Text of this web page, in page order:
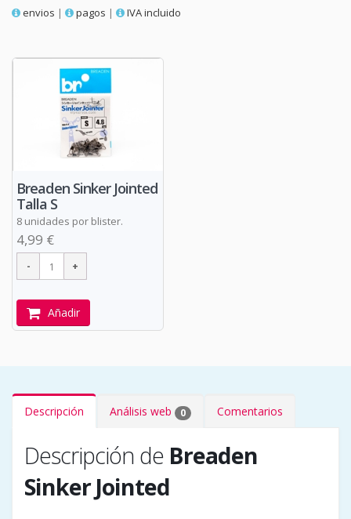
envios | pagos | IVA incluido
Breaden Sinker Jointed
Talla S
8 unidades por blister.
4,99 €
Añadir
Descripción Análisis web 0 Comentarios
Descripción de Breaden
Sinker Jointed